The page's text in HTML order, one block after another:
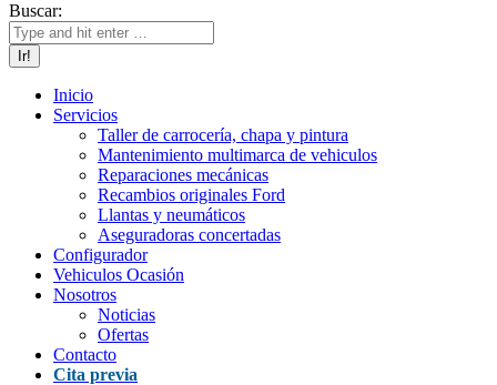
Buscar:
Inicio
Servicios
Taller de carrocería, chapa y pintura
Mantenimiento multimarca de vehiculos
Reparaciones mecánicas
Recambios originales Ford
Llantas y neumáticos
Aseguradoras concertadas
Configurador
Vehiculos Ocasión
Nosotros
Noticias
Ofertas
Contacto
Cita previa